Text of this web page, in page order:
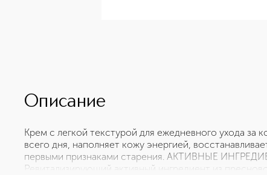
Описание
Крем с легкой текстурой для ежедневного ухода за
всего дня, наполняет кожу энергией,
первыми признаками старения. АКТИВНЫЕ
Ревитализирующий активный ингредиент из